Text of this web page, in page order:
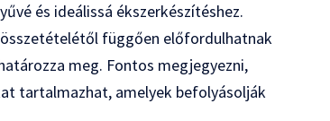
és ideálissá ékszerkészítéshez.
függően előfordulhatnak
meg. Fontos megjegyezni,
tartalmazhat, amelyek befolyásolják